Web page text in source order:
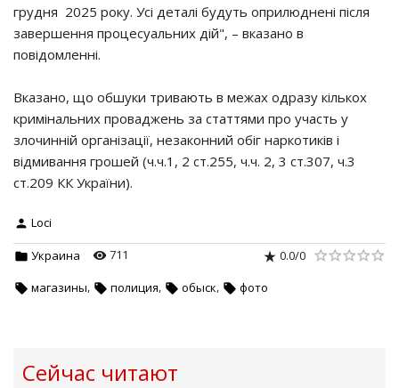
грудня 2025 року. Усі деталі будуть оприлюднені після
завершення процесуальних дій", – вказано в
повідомленні.
Вказано, що обшуки тривають в межах одразу кількох
кримінальних проваджень за статтями про участь у
злочинній організації, незаконний обіг наркотиків і
відмивання грошей (ч.ч.1, 2 ст.255, ч.ч. 2, 3 ст.307, ч.3
ст.209 КК України).
Loci
Украина 711 0.0/0
магазины, полиция, обыск, фото
Сейчас читают